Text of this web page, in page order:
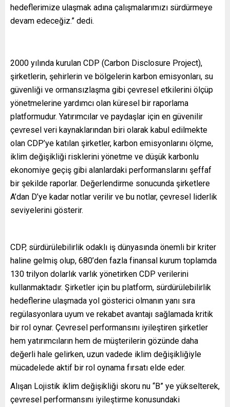
hedeflerimize ulaşmak adına çalışmalarımızı sürdürmeye
devam edeceğiz.” dedi.
2000 yılında kurulan CDP (Carbon Disclosure Project),
şirketlerin, şehirlerin ve bölgelerin karbon emisyonları, su
güvenliği ve ormansızlaşma gibi çevresel etkilerini ölçüp
yönetmelerine yardımcı olan küresel bir raporlama
platformudur. Yatırımcılar ve paydaşlar için en güvenilir
çevresel veri kaynaklarından biri olarak kabul edilmekte
olan CDP’ye katılan şirketler, karbon emisyonlarını ölçme,
iklim değişikliği risklerini yönetme ve düşük karbonlu
ekonomiye geçiş gibi alanlardaki performanslarını şeffaf
bir şekilde raporlar. Değerlendirme sonucunda şirketlere
A’dan D’ye kadar notlar verilir ve bu notlar, çevresel liderlik
seviyelerini gösterir.
CDP, sürdürülebilirlik odaklı iş dünyasında önemli bir kriter
haline gelmiş olup, 680’den fazla finansal kurum toplamda
130 trilyon dolarlık varlık yönetirken CDP verilerini
kullanmaktadır. Şirketler için bu platform, sürdürülebilirlik
hedeflerine ulaşmada yol gösterici olmanın yanı sıra
regülasyonlara uyum ve rekabet avantajı sağlamada kritik
bir rol oynar. Çevresel performansını iyileştiren şirketler
hem yatırımcıların hem de müşterilerin gözünde daha
değerli hale gelirken, uzun vadede iklim değişikliğiyle
mücadelede aktif bir rol oynama fırsatı elde eder.
Alışan Lojistik iklim değişikliği skoru nu “B” ye yükselterek,
çevresel performansını iyileştirme konusundaki